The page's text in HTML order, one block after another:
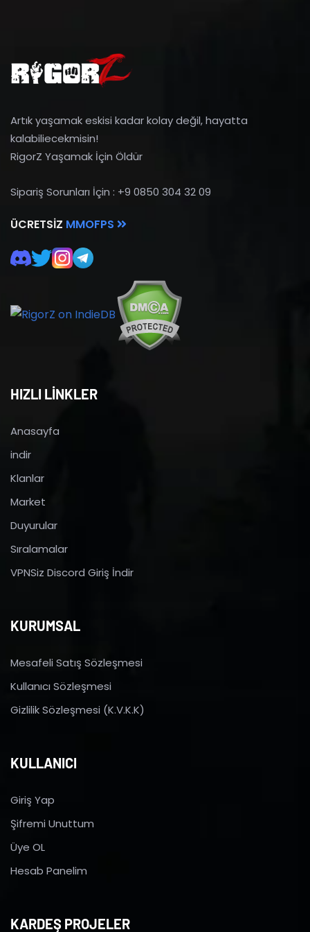
Artık yaşamak eskisi kadar kolay değil, hayatta
kalabiliecekmisin!
RigorZ Yaşamak İçin Öldür
Sipariş Sorunları İçin : +9 0850 304 32 09
ÜCRETSIZ MMOFPS
HIZLI LİNKLER
Anasayfa
indir
Klanlar
Market
Duyurular
Sıralamalar
VPNSiz Discord Giriş İndir
KURUMSAL
Mesafeli Satış Sözleşmesi
Kullanıcı Sözleşmesi
Gizlilik Sözleşmesi (K.V.K.K)
KULLANICI
Giriş Yap
Şifremi Unuttum
Üye OL
Hesab Panelim
KARDEŞ PROJELER